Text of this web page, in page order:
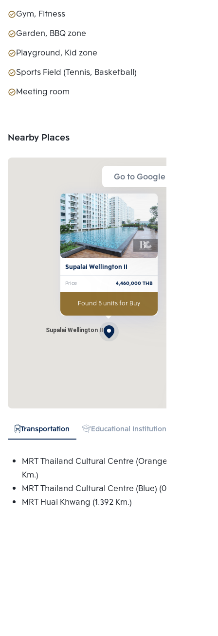
Gym, Fitness
Garden, BBQ zone
Playground, Kid zone
Sports Field (Tennis, Basketball)
Meeting room
Nearby Places
Go to Google Map
Supalai Wellington II
Supalai Wellington II
Price 4,460,000THB
Found 5 units for Buy
Transportation Educational Institution
MRT Thailand Cultural Centre (Orange) (0.830
Km.)
MRT Thailand Cultural Centre (Blue) (0.830 Km.)
MRT Huai Khwang (1.392 Km.)